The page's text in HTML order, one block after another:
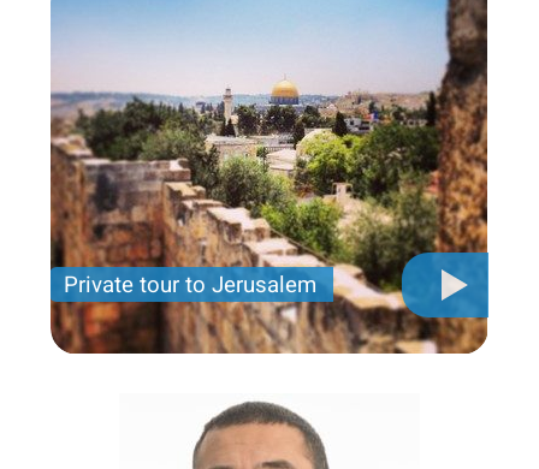
Private tour to Jerusalem
Private tour for only 790 USD